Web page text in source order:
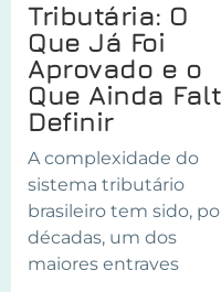
Tributária: O
Que Já Foi
Aprovado e o
Que Ainda
Definir
A complexidade do
sistema tributário
brasileiro tem sido,
décadas, um dos
maiores entraves